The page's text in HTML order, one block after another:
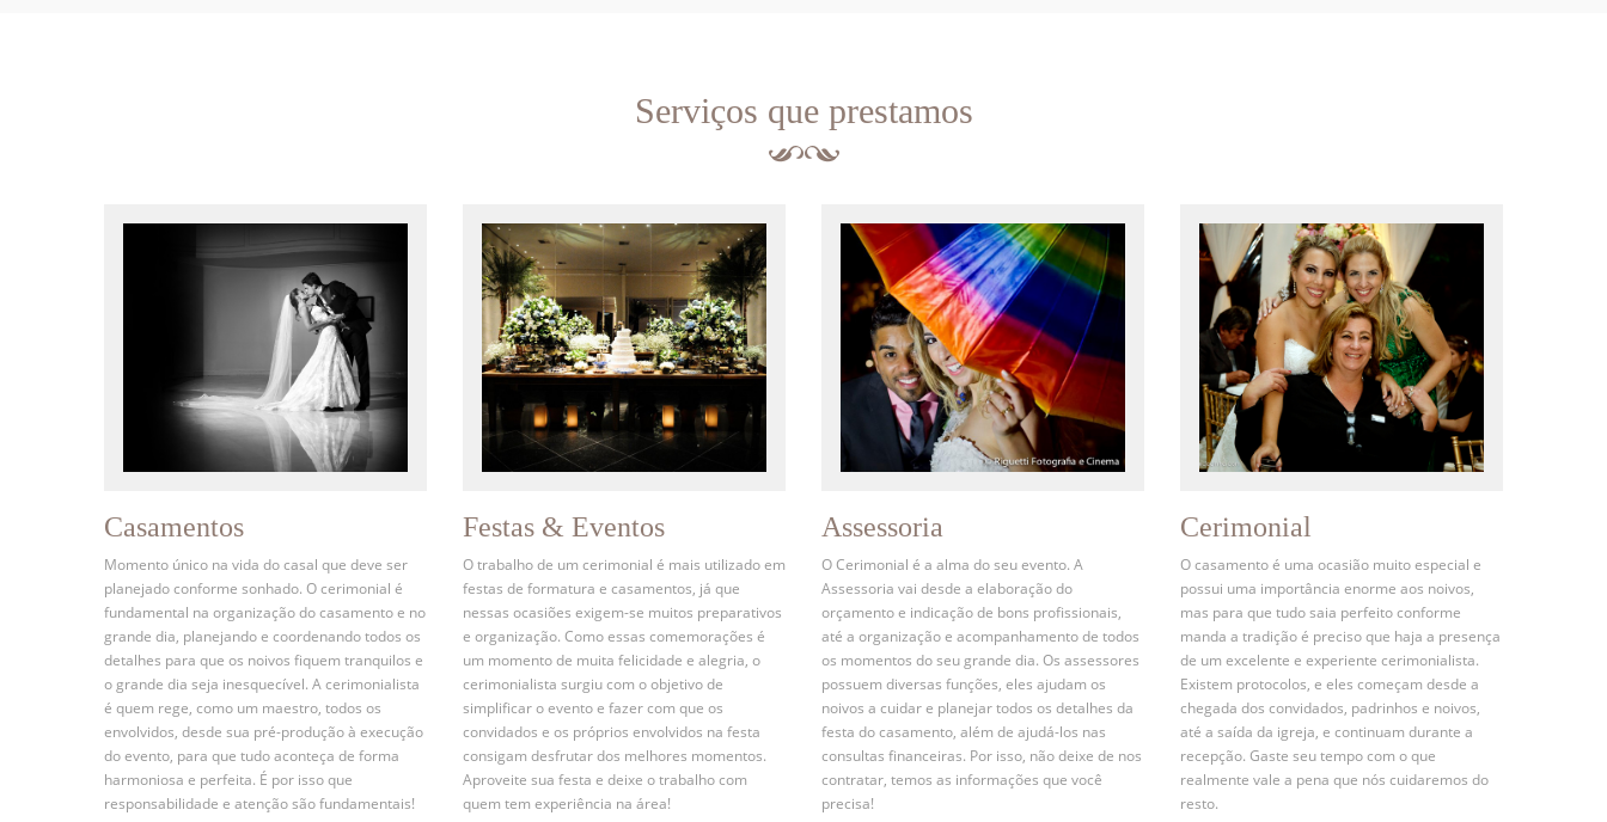
Serviços que prestamos
Casamentos
Momento único na vida do casal que deve ser
planejado conforme sonhado. O cerimonial é
fundamental na organização do casamento e no
grande dia, planejando e coordenando todos os
detalhes para que os noivos fiquem tranquilos e
o grande dia seja inesquecível. A cerimonialista
é quem rege, como um maestro, todos os
envolvidos, desde sua pré-produção à execução
do evento, para que tudo aconteça de forma
harmoniosa e perfeita. É por isso que
responsabilidade e atenção são fundamentais!
Festas & Eventos
O trabalho de um cerimonial é mais utilizado em
festas de formatura e casamentos, já que
nessas ocasiões exigem-se muitos preparativos
e organização. Como essas comemorações é
um momento de muita felicidade e alegria, o
cerimonialista surgiu com o objetivo de
simplificar o evento e fazer com que os
convidados e os próprios envolvidos na festa
consigam desfrutar dos melhores momentos.
Aproveite sua festa e deixe o trabalho com
quem tem experiência na área!
Assessoria
O Cerimonial é a alma do seu evento. A
Assessoria vai desde a elaboração do
orçamento e indicação de bons profissionais,
até a organização e acompanhamento de todos
os momentos do seu grande dia. Os assessores
possuem diversas funções, eles ajudam os
noivos a cuidar e planejar todos os detalhes da
festa do casamento, além de ajudá-los nas
consultas financeiras. Por isso, não deixe de nos
contratar, temos as informações que você
precisa!
Cerimonial
O casamento é uma ocasião muito especial e
possui uma importância enorme aos noivos,
mas para que tudo saia perfeito conforme
manda a tradição é preciso que haja a presença
de um excelente e experiente cerimonialista.
Existem protocolos, e eles começam desde a
chegada dos convidados, padrinhos e noivos,
até a saída da igreja, e continuam durante a
recepção. Gaste seu tempo com o que
realmente vale a pena que nós cuidaremos do
resto.